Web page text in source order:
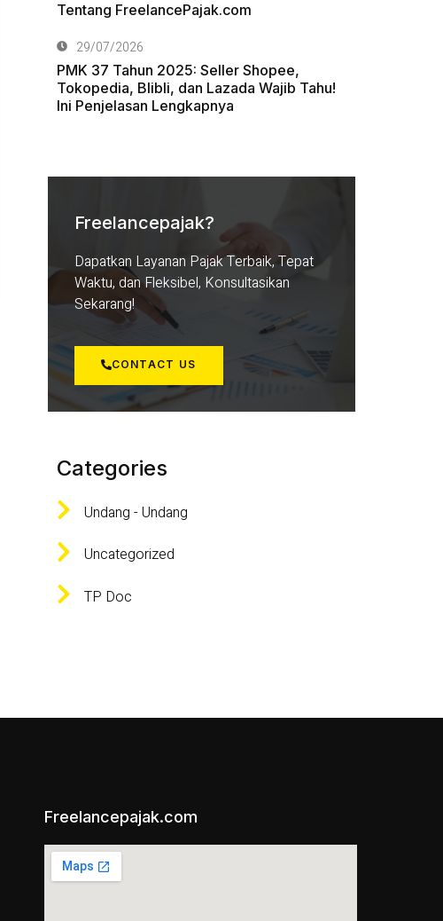
Tentang FreelancePajak.com
29/07/2026
PMK 37 Tahun 2025: Seller Shopee,
Tokopedia, Blibli, dan Lazada Wajib Tahu!
Ini Penjelasan Lengkapnya
Freelancepajak?
Dapatkan Layanan Pajak Terbaik, Tepat
Waktu, dan Fleksibel, Konsultasikan
Sekarang!
CONTACT US
Categories
Undang - Undang
Uncategorized
TP Doc
Freelancepajak.com